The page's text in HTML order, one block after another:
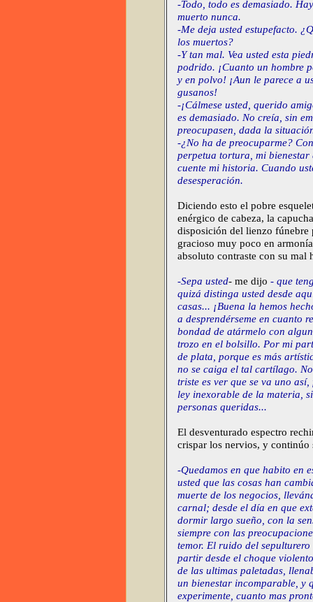
-Todo, todo es demasiado.
muerto nunca.
-Me deja usted estupefacto.
los muertos?
-Y tan mal. Vea usted esta
podrido. ¡Cuanto un hombre
y en polvo! ¡Aun le parece a
gusanos!
-¡Cálmese usted, querido
es demasiado. No creía, sin
preocupasen, dada la
-¿No ha de preocuparme?
perpetua tortura, mi
cuente mi historia. Cuando
desesperación.
Diciendo esto el pobre
enérgico de cabeza, la
disposición del lienzo fúnebre
gracioso muy poco en
absoluto contraste con su mal
-Sepa usted- me dijo - que
quizá distinga usted desde
casas... ¡Buena la hemos
a desprendérseme en cuanto
bondad de atármelo con
trozo en el bolsillo. Por mi
de plata, porque es más
no se caiga el tal cartílago.
triste es ver que se va uno
ley inexorable de la materia,
personas queridas...
El desventurado espectro
crispar los nervios, y continúo
-Quedamos en que habito en
usted que las cosas han
muerte de los negocios,
carnal; desde el día en que
dormir largo sueño, con la
siempre con las
temor. El ruido del
partir desde el choque
de las ultimas paletadas,
un bienestar incomparable, y
experimente, cuanto mas